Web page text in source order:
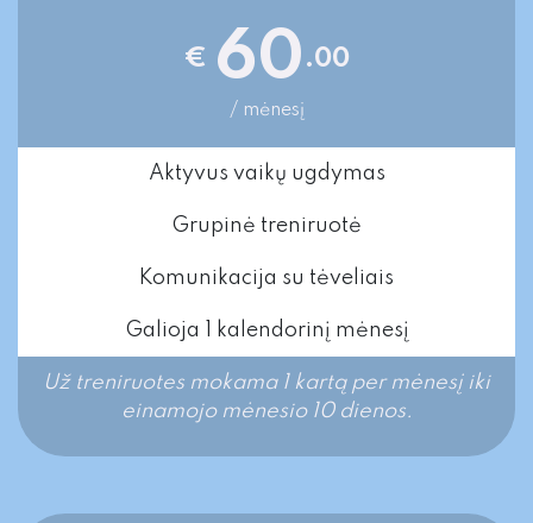
€ 60 .00
/ mėnesį
Aktyvus vaikų ugdymas
Grupinė treniruotė
Komunikacija su tėveliais
Galioja 1 kalendorinį mėnesį
Už treniruotes mokama 1 kartą per mėnesį iki
einamojo mėnesio 10 dienos.